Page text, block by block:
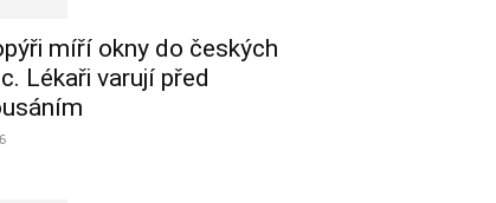
míří okny do českých
Lékaři varují před